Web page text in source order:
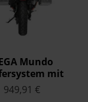
Mundo
mit
für KTM
/ 790
949,91 €